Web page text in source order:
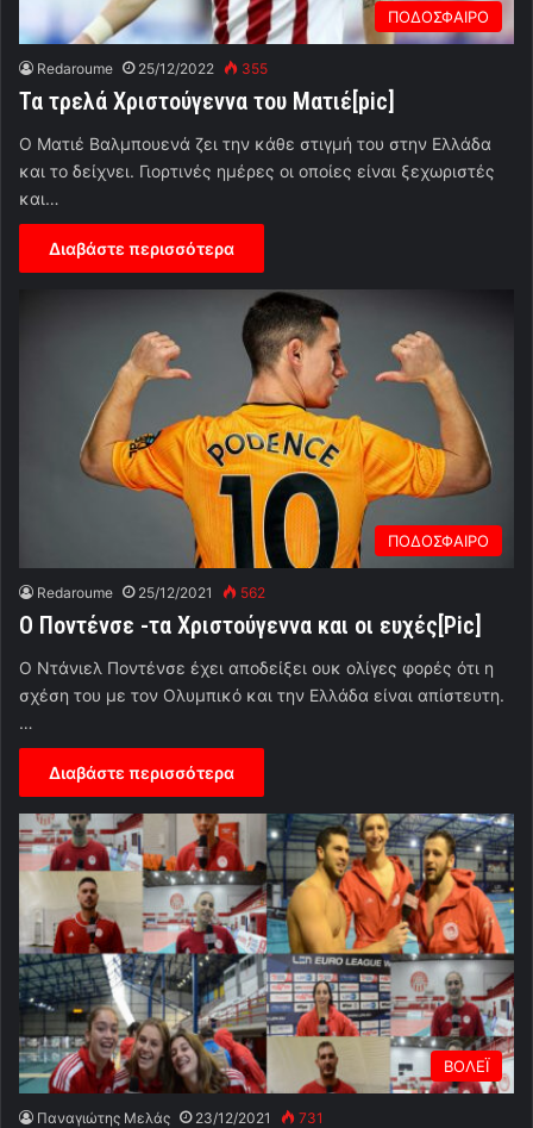
ΠΟΔΟΣΦΑΙΡΟ
Redaroume 25/12/2022 355
Τα τρελά Χριστούγεννα του Ματιέ[pic]
O Ματιέ Βαλμπουενά ζει την κάθε στιγμή του στην Ελλάδα
και το δείχνει. Γιορτινές ημέρες οι οποίες είναι ξεχωριστές
και…
Διαβάστε περισσότερα
ΠΟΔΟΣΦΑΙΡΟ
Redaroume 25/12/2021 562
Ο Ποντένσε -τα Χριστούγεννα και οι ευχές[Pic]
Ο Ντάνιελ Ποντένσε έχει αποδείξει ουκ ολίγες φορές ότι η
σχέση του με τον Ολυμπικό και την Ελλάδα είναι απίστευτη.
…
Διαβάστε περισσότερα
ΒΟΛΕΪ
Παναγιώτης Μελάς 23/12/2021 731